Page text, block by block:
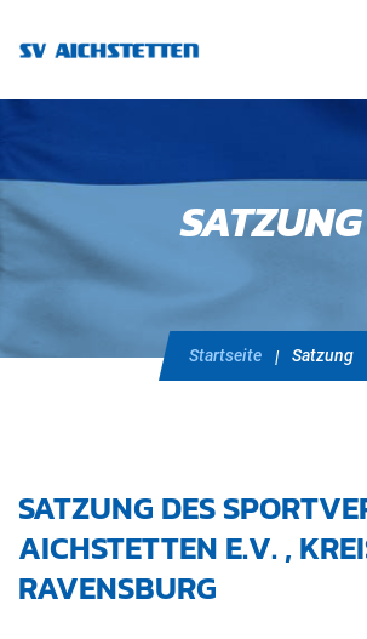
SATZUNG
Startseite Satzung
SATZUNG DES
AICHSTETTEN E.V. ,
RAVENSBURG